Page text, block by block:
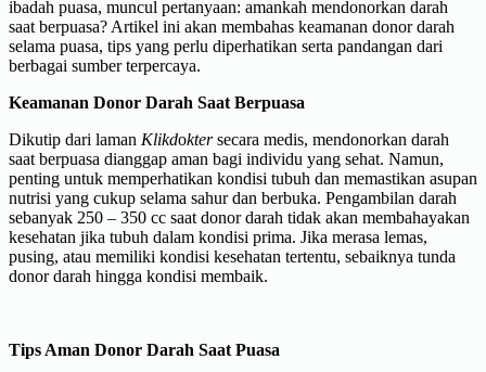
ibadah puasa, muncul pertanyaan: amankah mendonorkan darah
saat berpuasa? Artikel ini akan membahas keamanan donor darah
selama puasa, tips yang perlu diperhatikan serta pandangan dari
berbagai sumber terpercaya.
Keamanan Donor Darah Saat Berpuasa
Dikutip dari laman Klikdoktersecara medis, mendonorkan darah
saat berpuasa dianggap aman bagi individu yang sehat. Namun,
penting untuk memperhatikan kondisi tubuh dan memastikan asupan
nutrisi yang cukup selama sahur dan berbuka. Pengambilan darah
sebanyak 250 – 350 cc saat donor darah tidak akan membahayakan
kesehatan jika tubuh dalam kondisi prima. Jika merasa lemas,
pusing, atau memiliki kondisi kesehatan tertentu, sebaiknya tunda
donor darah hingga kondisi membaik.
Tips Aman Donor Darah Saat Puasa